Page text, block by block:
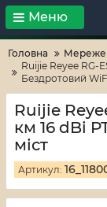
Меню
Головна
Ruijie Reyee RG-
Бездротовий
Ruijie
км 16 dBi
міст
Артикул: